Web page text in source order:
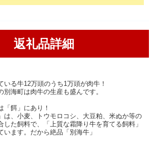
返礼品詳細
いる牛12万頭のうち1万頭が肉牛！
別海町は肉牛の生産も盛んです。
餌」にあり！
は、小麦、トウモロコシ、大豆粕、米ぬか等の
した飼料で、「上質な霜降り牛を育てる飼料」
います。だから絶品「別海牛」